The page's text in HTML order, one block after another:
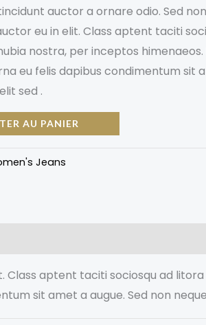
35,00 €.auctor a ornare odio. Sed
eu in elit. Class aptent taciti
nostra, per inceptos himenaeos.
eu felis dapibus condimentum sit
sed .
AU PANIER
Jeans
Class aptent taciti sociosqu ad
sit amet a augue. Sed non